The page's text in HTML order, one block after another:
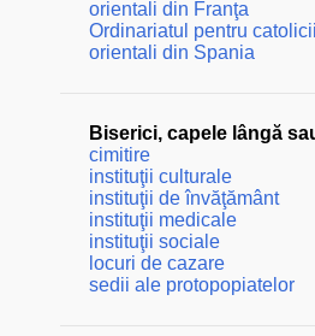
orientali din Franţa
Ordinariatul pentru catolicii
orientali din Spania
Biserici, capele lângă
cimitire
instituţii culturale
instituţii de învăţământ
instituţii medicale
instituţii sociale
locuri de cazare
sedii ale protopopiatelor